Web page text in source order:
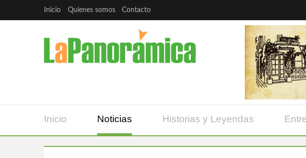
Inicio Quienes somos Contacto
Inicio Noticias Historias y Leyendas